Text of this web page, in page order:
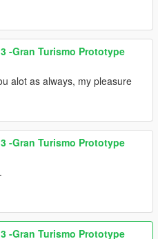
-Gran Turismo Prototype
alot as always, my pleasure
-Gran Turismo Prototype
-Gran Turismo Prototype